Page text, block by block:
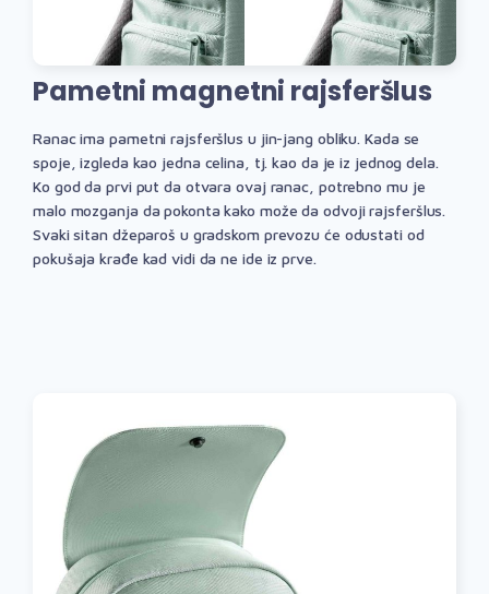
Pametni magnetni rajsferšlus
Ranac ima pametni rajsferšlus u jin-jang obliku. Kada se
spoje, izgleda kao jedna celina, tj. kao da je iz jednog dela.
Ko god da prvi put da otvara ovaj ranac, potrebno mu je
malo mozganja da pokonta kako može da odvoji rajsferšlus.
Svaki sitan džeparoš u gradskom prevozu će odustati od
pokušaja krađe kad vidi da ne ide iz prve.